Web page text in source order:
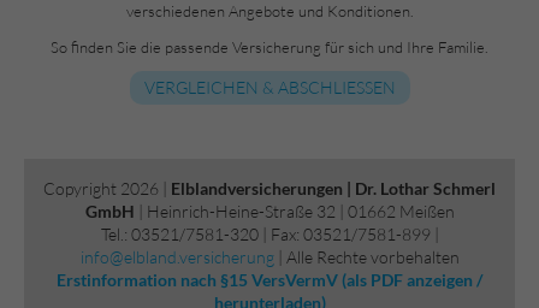
verschiedenen Angebote und Konditionen.
So finden Sie die passende Versicherung für sich und Ihre Familie.
VERGLEICHEN & ABSCHLIESSEN
Copyright 2026 | Elblandversicherungen | Dr. Lothar Schmerl
GmbH | Heinrich-Heine-Straße 32 | 01662 Meißen
Tel.: 03521/7581-320 | Fax: 03521/7581-899 |
info@elbland.versicherung| Alle Rechte vorbehalten
Erstinformation nach §15 VersVermV (als PDF anzeigen /
herunterladen)